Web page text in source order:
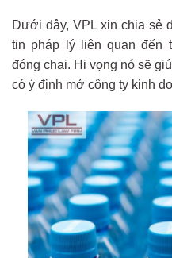
Dưới đây, VPL xin chia sẻ
tin pháp lý liên quan đến
đóng chai. Hi vọng nó sẽ
có ý định mở công ty kinh